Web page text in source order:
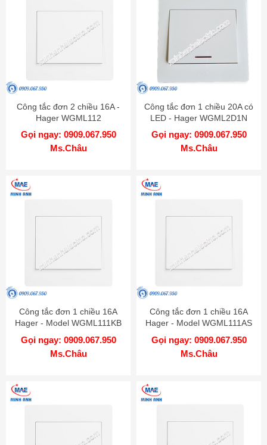
Công tắc đơn 2 chiều 16A -
Hager WGML112
Gọi ngay: 0909.067.950
Ms.Châu
Công tắc đơn 1 chiều 20A có
LED - Hager WGML2D1N
Gọi ngay: 0909.067.950
Ms.Châu
Công tắc đơn 1 chiều 16A
Hager - Model WGML111KB
Gọi ngay: 0909.067.950
Ms.Châu
Công tắc đơn 1 chiều 16A
Hager - Model WGML111AS
Gọi ngay: 0909.067.950
Ms.Châu